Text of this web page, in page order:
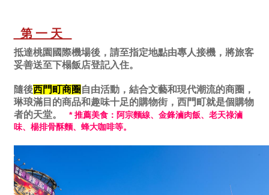
第一天
抵達桃園國際機場後，請至指定地點由專人接機，將旅客
妥善送至下榻飯店登記入住。
隨後西門町商圈 自由活動，結合文藝和現代潮流的商圈，
琳琅滿目的商品和趣味十足的購物街，西門町就是個購物
者的天堂。 * 推薦美食：阿宗麵線、金鋒滷肉飯、老天祿滷
味、楊排骨酥麵、蜂大咖啡等。